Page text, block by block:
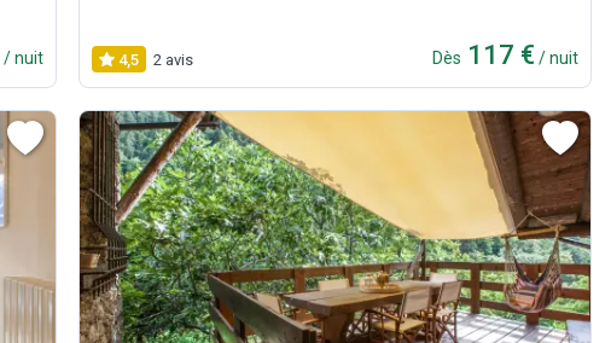
/ nuit 4,5 2 avis Dès 117 € / nuit